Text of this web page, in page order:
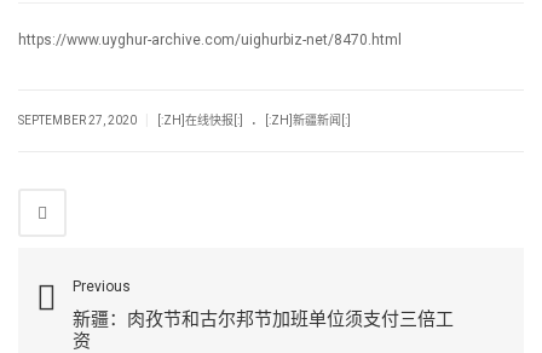
https://www.uyghur-archive.com/uighurbiz-net/8470.html
SEPTEMBER 27, 2020 [:ZH]在线快报[:] . [:ZH]新疆新闻[:]
Previous
新疆：肉孜节和古尔邦节加班单位须支付三倍工
资